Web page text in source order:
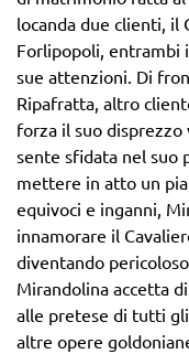
locanda due clienti, il
Forlipopoli, entrambi
sue attenzioni. Di
Ripafratta, altro
forza il suo
sente sfidata nel suo
mettere in atto un
equivoci e inganni,
innamorare il
diventando
Mirandolina accetta
alle pretese di tutti
altre opere